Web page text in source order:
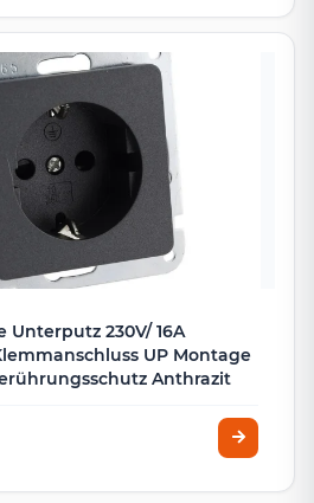
Unterputz 230V/ 16A
UP Montage
Anthrazit